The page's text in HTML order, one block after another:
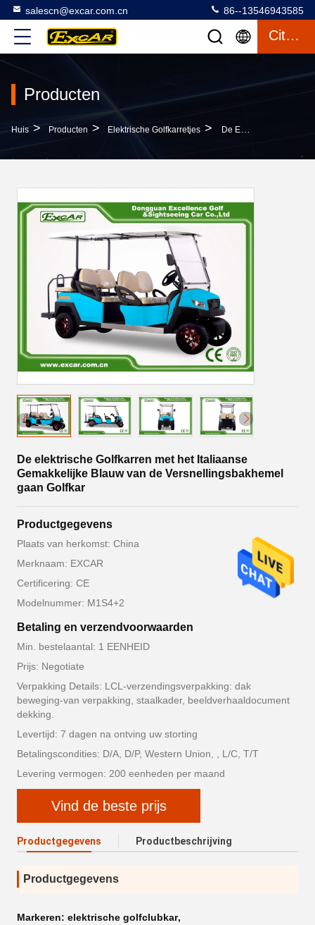
salescn@excar.com.cn 86--13546943585
Citaat
Producten
Huis > Producten > Elektrische Golfkarretjes > De Elektrische Golfkarren Met Het Italiaanse Gemakkelijke Blauw Van De Versnellingsbakhemel Gaan Golfkar
De elektrische Golfkarren met het Italiaanse
Gemakkelijke Blauw van de Versnellingsbakhemel
gaan Golfkar
Productgegevens
Plaats van herkomst: China
Merknaam: EXCAR
Certificering: CE
Modelnummer: M1S4+2
Betaling en verzendvoorwaarden
Min. bestelaantal: 1 EENHEID
Prijs: Negotiate
Verpakking Details: LCL-verzendingsverpakking: dak
beweging-van verpakking, staalkader, beeldverhaaldocument
dekking.
Levertijd: 7 dagen na ontving uw storting
Betalingscondities: D/A, D/P, Western Union, , L/C, T/T
Levering vermogen: 200 eenheden per maand
Vind de beste prijs
Productgegevens Productbeschrijving
Productgegevens
Markeren: elektrische golfclubkar,